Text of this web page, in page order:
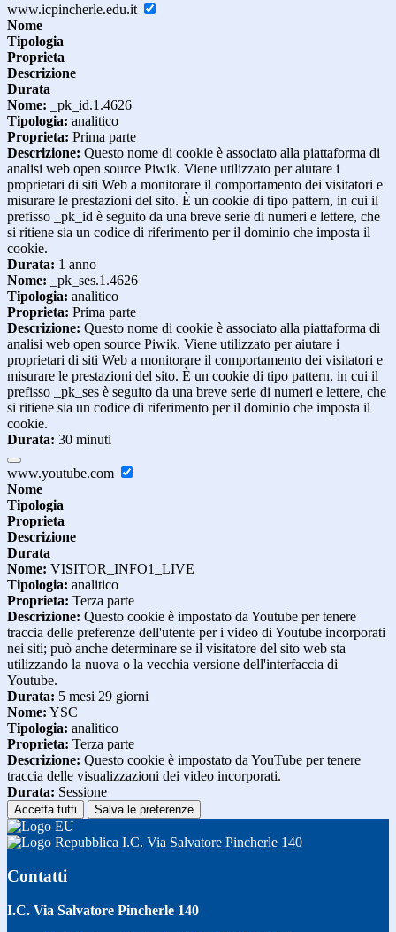
www.icpincherle.edu.it
Nome
Tipologia
Proprieta
Descrizione
Durata
Nome: _pk_id.1.4626
Tipologia: analitico
Proprieta: Prima parte
Descrizione: Questo nome di cookie è associato alla piattaforma di
analisi web open source Piwik. Viene utilizzato per aiutare i
proprietari di siti Web a monitorare il comportamento dei visitatori e
misurare le prestazioni del sito. È un cookie di tipo pattern, in cui il
prefisso _pk_id è seguito da una breve serie di numeri e lettere, che
si ritiene sia un codice di riferimento per il dominio che imposta il
cookie.
Durata: 1 anno
Nome: _pk_ses.1.4626
Tipologia: analitico
Proprieta: Prima parte
Descrizione: Questo nome di cookie è associato alla piattaforma di
analisi web open source Piwik. Viene utilizzato per aiutare i
proprietari di siti Web a monitorare il comportamento dei visitatori e
misurare le prestazioni del sito. È un cookie di tipo pattern, in cui il
prefisso _pk_ses è seguito da una breve serie di numeri e lettere, che
si ritiene sia un codice di riferimento per il dominio che imposta il
cookie.
Durata: 30 minuti
www.youtube.com
Nome
Tipologia
Proprieta
Descrizione
Durata
Nome: VISITOR_INFO1_LIVE
Tipologia: analitico
Proprieta: Terza parte
Descrizione: Questo cookie è impostato da Youtube per tenere
traccia delle preferenze dell'utente per i video di Youtube incorporati
nei siti; può anche determinare se il visitatore del sito web sta
utilizzando la nuova o la vecchia versione dell'interfaccia di
Youtube.
Durata: 5 mesi 29 giorni
Nome: YSC
Tipologia: analitico
Proprieta: Terza parte
Descrizione: Questo cookie è impostato da YouTube per tenere
traccia delle visualizzazioni dei video incorporati.
Durata: Sessione
Accetta tutti Salva le preferenze
I.C. Via Salvatore Pincherle 140
Contatti
I.C. Via Salvatore Pincherle 140